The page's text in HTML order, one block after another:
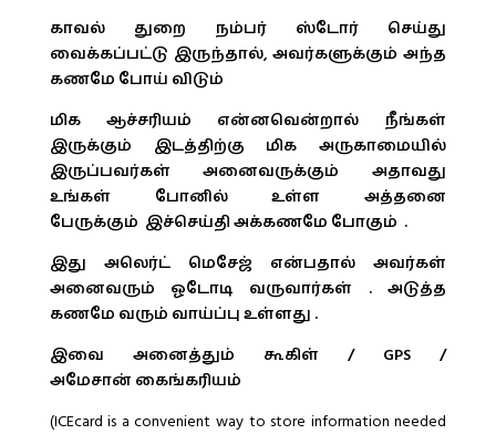
காவல் துறை நம்பர் ஸ்டோர் செய்து
வைக்கப்பட்டு இருந்தால், அவர்களுக்கும் அந்த
கணமே போய் விடும்
மிக ஆச்சரியம் என்னவென்றால் நீங்கள்
இருக்கும் இடத்திற்கு மிக அருகாமையில்
இருப்பவர்கள் அனைவருக்கும் அதாவது
உங்கள் போனில் உள்ள அத்தனை
பேருக்கும் இச்செய்தி அக்கணமே போகும் .
இது அலெர்ட் மெசேஜ் என்பதால் அவர்கள்
அனைவரும் ஓடோடி வருவார்கள் . அடுத்த
கணமே வரும் வாய்ப்பு உள்ளது .
இவை அனைத்தும் கூகிள் / GPS /
அமேசான் கைங்கரியம்
(ICEcard is a convenient way to store information needed